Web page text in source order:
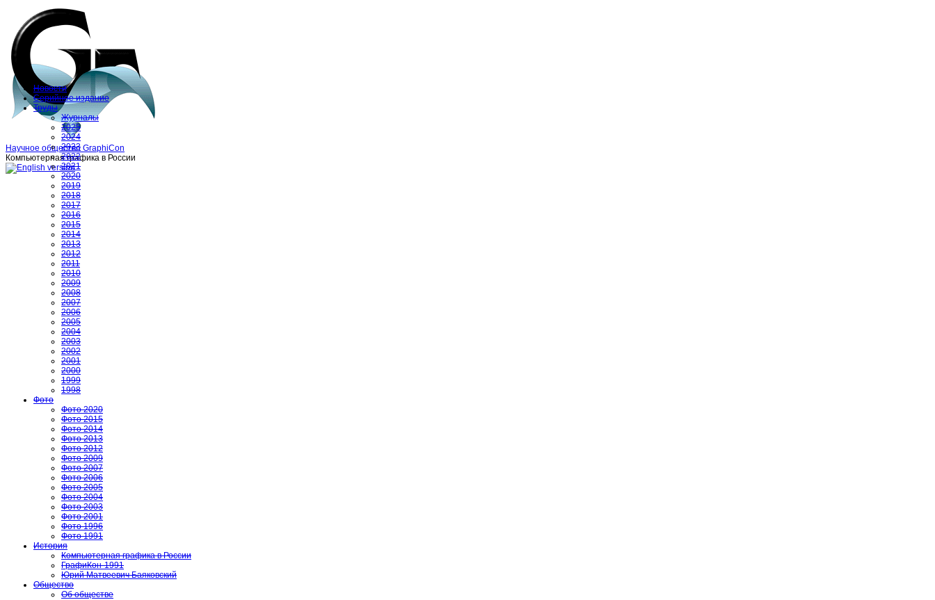
Научное общество GraphiCon
Компьютерная графика в России
Новости
Серийное издание
Труды
Журналы
2025
2024
2023
2022
2021
2020
2019
2018
2017
2016
2015
2014
2013
2012
2011
2010
2009
2008
2007
2006
2005
2004
2003
2002
2001
2000
1999
1998
Фото
Фото 2020
Фото 2015
Фото 2014
Фото 2013
Фото 2012
Фото 2009
Фото 2007
Фото 2006
Фото 2005
Фото 2004
Фото 2003
Фото 2001
Фото 1996
Фото 1991
История
Компьютерная графика в России
ГрафиКон-1991
Юрий Матвеевич Баяковский
Общество
Об обществе